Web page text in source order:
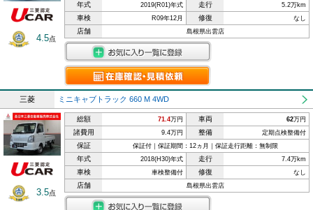
4.5点
年式 2019(R01)年式 走行 5.2万km
車検 R09年12月 修復 なし
店舗 島根県出雲店
三菱 ミニキャブトラック 660 M 4WD
3.5点
総額 71.4万円 車両 62万円
諸費用 9.4万円 整備 定期点検整備付
保証 保証付｜保証期間：12ヵ月｜保証走行距離：無制限
年式 2018(H30)年式 走行 7.4万km
車検 車検整備付 修復 なし
店舗 島根県出雲店